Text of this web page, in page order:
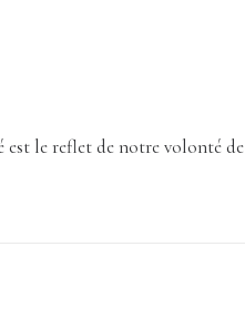
est le reflet de notre volonté de